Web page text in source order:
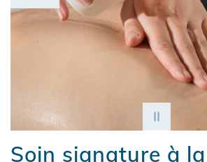
Soin signature à